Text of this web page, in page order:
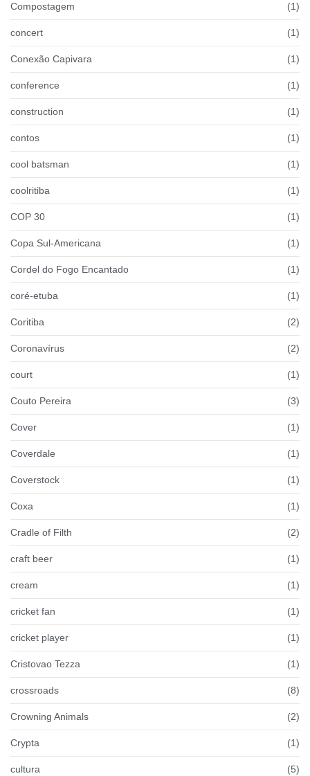
Compostagem (1)
concert (1)
Conexão Capivara (1)
conference (1)
construction (1)
contos (1)
cool batsman (1)
coolritiba (1)
COP 30 (1)
Copa Sul-Americana (1)
Cordel do Fogo Encantado (1)
coré-etuba (1)
Coritiba (2)
Coronavírus (2)
court (1)
Couto Pereira (3)
Cover (1)
Coverdale (1)
Coverstock (1)
Coxa (1)
Cradle of Filth (2)
craft beer (1)
cream (1)
cricket fan (1)
cricket player (1)
Cristovao Tezza (1)
crossroads (8)
Crowning Animals (2)
Crypta (1)
cultura (5)